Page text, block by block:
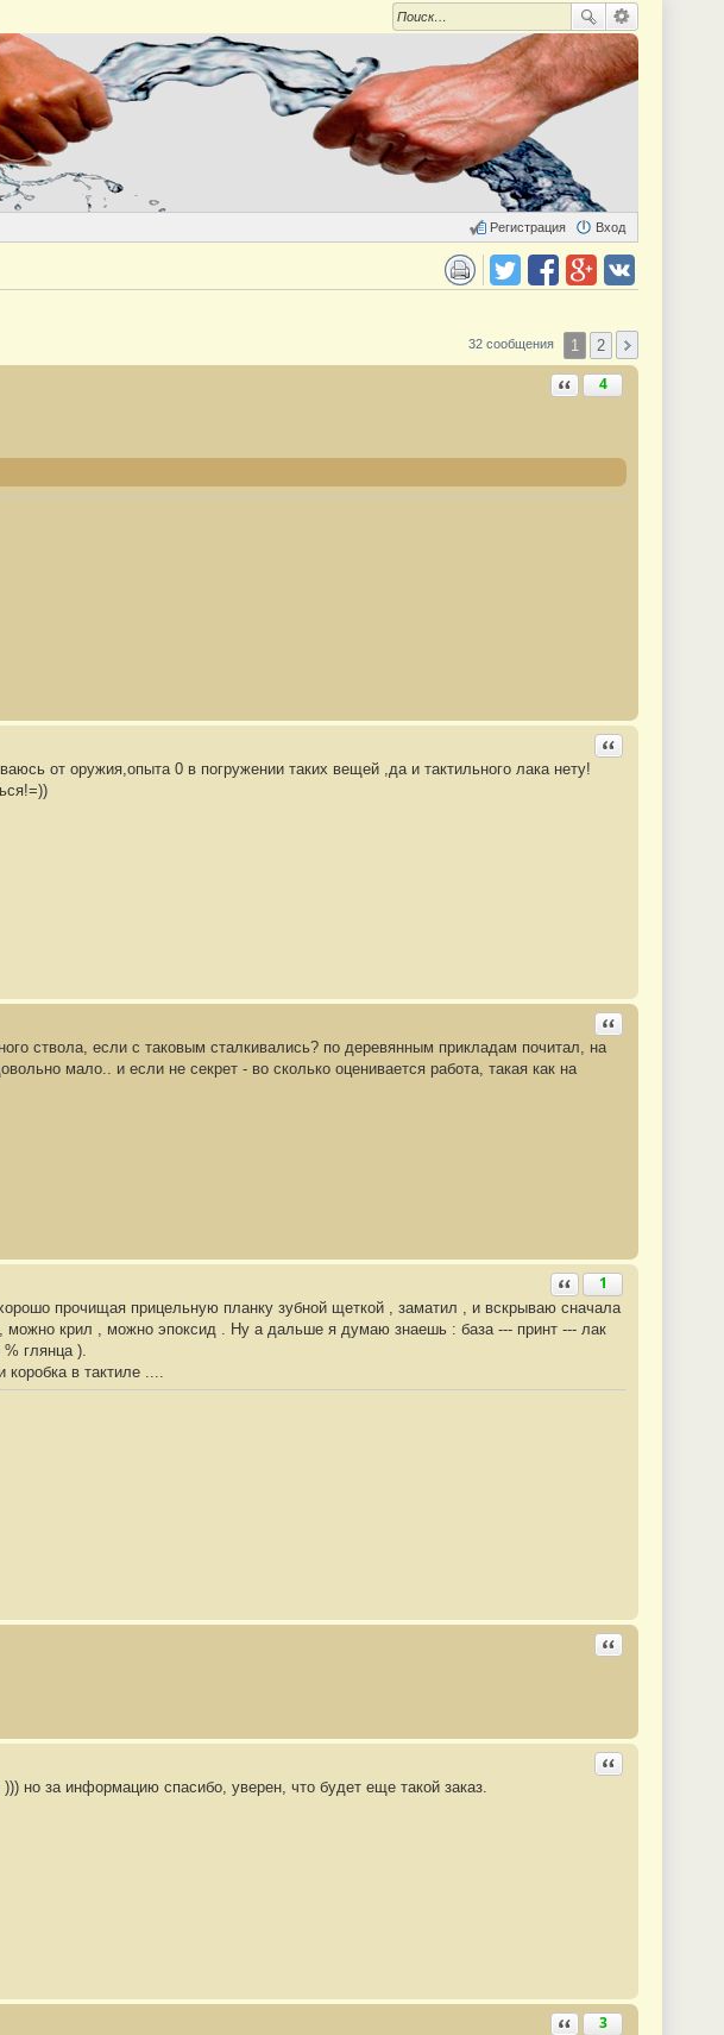
Вход
Регистрация
32 сообщения 1 2
Ответить с цитатой
4
Ответить с
от оружия,опыта 0 в погружении таких вещей ,да и тактильного лака нету!
Ответить с
ствола, если с таковым сталкивались? по деревянным прикладам почитал, на
мало.. и если не секрет - во сколько оценивается работа, такая как на
Ответить с цитатой
1
прочищая прицельную планку зубной щеткой , заматил , и вскрываю сначала
крил , можно эпоксид . Ну а дальше я думаю знаешь : база --- принт --- лак
глянца ).
коробка в тактиле ....
Ответить с
Ответить с
но за информацию спасибо, уверен, что будет еще такой заказ.
Ответить с цитатой
3